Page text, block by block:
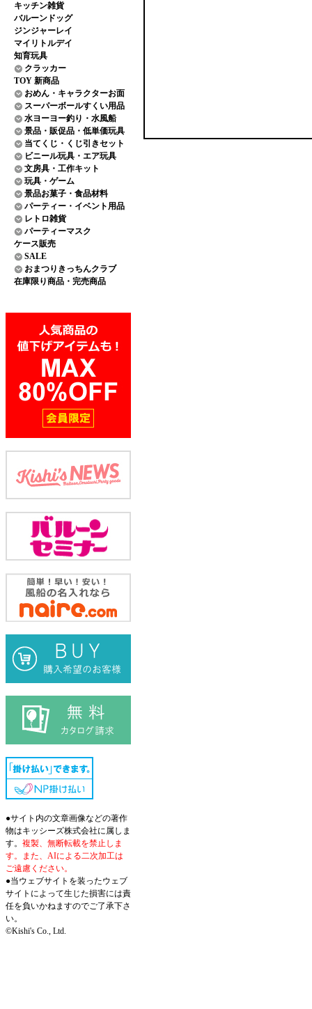
キッチン雑貨
バルーンドッグ
ジンジャーレイ
マイリトルデイ
知育玩具
クラッカー
TOY 新商品
おめん・キャラクターお面
スーパーボールすくい用品
水ヨーヨー釣り・水風船
景品・販促品・低単価玩具
当てくじ・くじ引きセット
ビニール玩具・エア玩具
文房具・工作キット
玩具・ゲーム
景品お菓子・食品材料
パーティー・イベント用品
レトロ雑貨
パーティーマスク
ケース販売
SALE
おまつりきっちんクラブ
在庫限り商品・完売商品
●サイト内の文章画像などの著作
物はキッシーズ株式会社に属しま
す。 複製、無断転載を禁止しま
す。また、AIによる二次加工は
ご遠慮ください。
●当ウェブサイトを装ったウェブ
サイトによって生じた損害には責
任を負いかねますのでご了承下さ
い。
©Kishi's Co., Ltd.